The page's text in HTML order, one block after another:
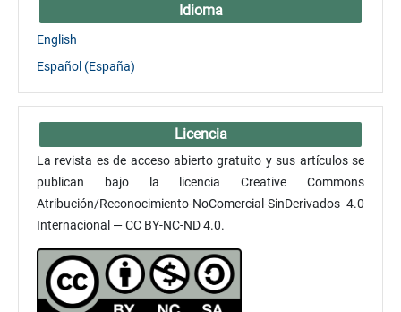
Idioma
English
Español (España)
Licencia
La revista es de acceso abierto gratuito y sus artículos se
publican bajo la licencia Creative Commons
Atribución/Reconocimiento-NoComercial-SinDerivados 4.0
Internacional — CC BY-NC-ND 4.0.